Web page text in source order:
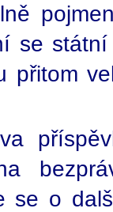
se
přitom
se o